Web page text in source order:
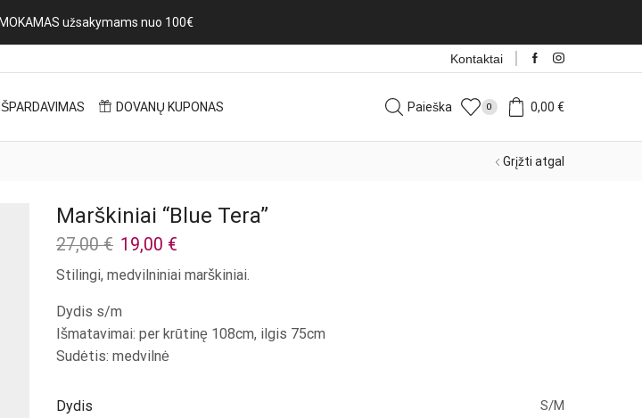
Kontaktai
IŠPARDAVIMAS DOVANŲ KUPONAS Paieška 0 0,00 €
Grįžti atgal
Marškiniai “Blue Tera”
27,00€ Original
price
was:
27,00 €.
19,00 €
price
is:
Stilingi, medvilniniai marškiniai.
Dydis s/m
Išmatavimai: per krūtinę 108cm, ilgis 75cm
Sudėtis: medvilnė
Dydis S/M